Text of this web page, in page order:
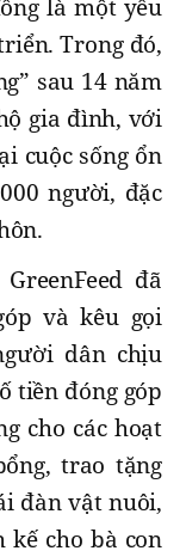
là một yếu
Trong đó,
sau 14 năm
gia đình, với
cuộc sống ổn
người, đặc
đã
và kêu gọi
dân chịu
tiền đóng góp
cho các hoạt
trao tặng
đàn vật nuôi,
cho bà con